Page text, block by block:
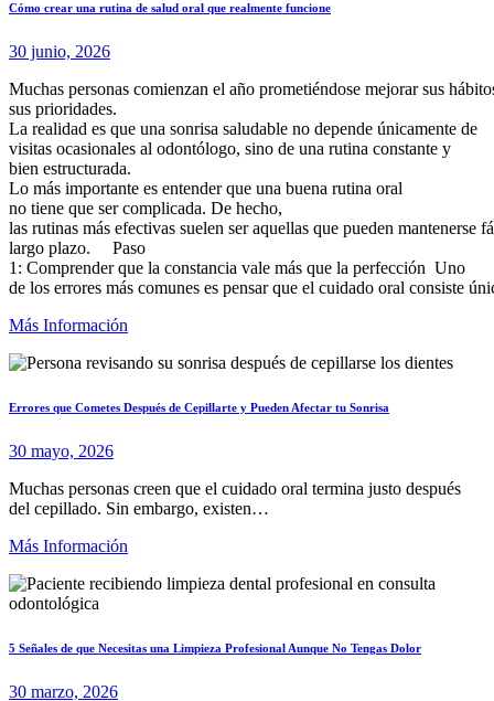
Cómo crear una rutina de salud oral que realmente funcione
30 junio, 2026
Muchas personas comienzan el año prometiéndose mejorar sus
sus prioridades.
La realidad es que una sonrisa saludable no depende únicamente de
visitas ocasionales al odontólogo, sino de una rutina constante y
bien estructurada.
Lo más importante es entender que una buena rutina oral
no tiene que ser complicada. De hecho,
las rutinas más efectivas suelen ser aquellas que pueden mantenerse
largo plazo. Paso
1: Comprender que la constancia vale más que la perfección Uno
de los errores más comunes es pensar que el cuidado oral consiste
Más Información
Errores que Cometes Después de Cepillarte y Pueden Afectar tu Sonrisa
30 mayo, 2026
Muchas personas creen que el cuidado oral termina justo después
del cepillado. Sin embargo, existen…
Más Información
5 Señales de que Necesitas una Limpieza Profesional Aunque No Tengas Dolor
30 marzo, 2026